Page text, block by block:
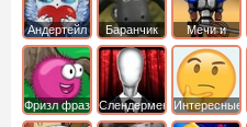
Андертейл
Баранчик
Шон
Мечи и
Сандали
Фризл фраз Слендермен Интересные